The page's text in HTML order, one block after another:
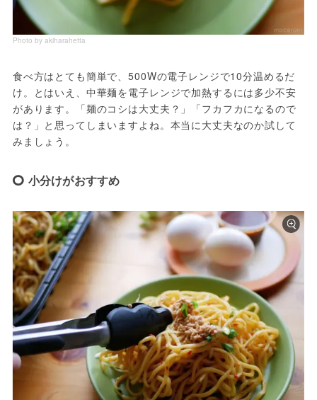
Photo by akiharahetta
食べ方はとても簡単で、500Wの電子レンジで10分温めるだ
け。とはいえ、中華麺を電子レンジで加熱するには多少不安
があります。「麺のコシは大丈夫？」「フカフカになるので
は？」と思ってしまいますよね。本当に大丈夫なのか試して
みましょう。
小分けがおすすめ